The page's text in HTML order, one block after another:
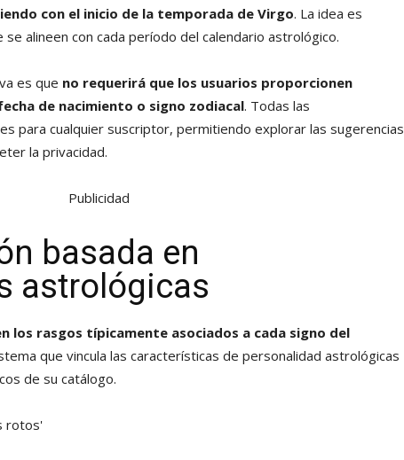
con el inicio de la temporada de Virgo. La idea es
alineen con cada período del calendario astrológico.
es que no requerirá que los usuarios proporcionen
de nacimiento o signo zodiacal. Todas las
para cualquier suscriptor, permitiendo explorar las sugerencias
la privacidad.
Publicidad
basada en
astrológicas
los rasgos típicamente asociados a cada signo del
que vincula las características de personalidad astrológicas
de su catálogo.